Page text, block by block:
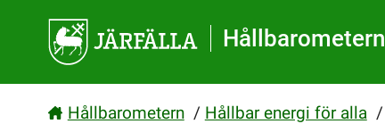
Hållbarometern
Hållbarometern / Hållbar energi för alla /